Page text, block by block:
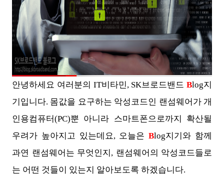
안녕하세요 여러분의 IT비타민, SK브로드밴드 Blog지
기입니다. 몸값을 요구하는 악성코드인 랜섬웨어가 개
인용컴퓨터(PC)뿐 아니라 스마트폰으로까지 확산될
우려가 높아지고 있는데요, 오늘은Blog지기와 함께
과연 랜섬웨어는 무엇인지, 랜섬웨어의 악성코드들로
는 어떤 것들이 있는지 알아보도록 하겠습니다.